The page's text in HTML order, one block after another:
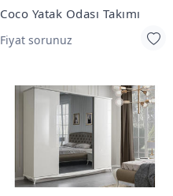
Coco Yatak Odası Takımı
Fiyat sorunuz